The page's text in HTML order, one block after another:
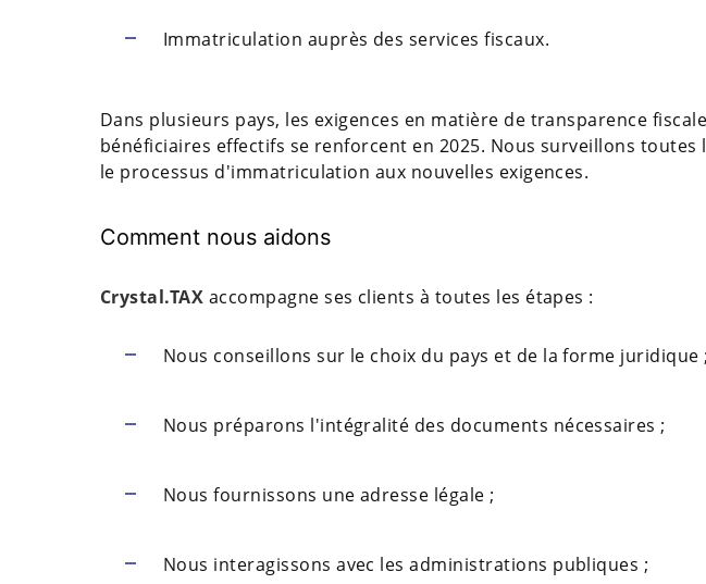
Immatriculation auprès des services fiscaux.
Dans plusieurs pays, les exigences en matière de transparence
bénéficiaires effectifs se renforcent en 2025. Nous surveillons
le processus d'immatriculation aux nouvelles exigences.
Comment nous aidons
Crystal.TAX accompagne ses clients à toutes les étapes :
Nous conseillons sur le choix du pays et de la forme juridique ;
Nous préparons l'intégralité des documents nécessaires ;
Nous fournissons une adresse légale ;
Nous interagissons avec les administrations publiques ;